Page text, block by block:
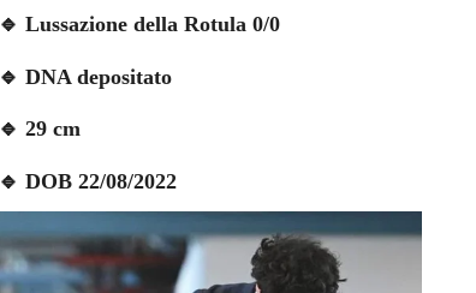
🔹 Lussazione della Rotula 0/0
🔹 DNA depositato
🔹 29 cm
🔹 DOB 22/08/2022